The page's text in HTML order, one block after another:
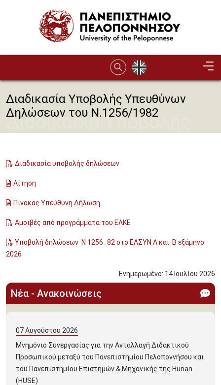
Διαδικασία Υποβολής Υπευθύνων
Δηλώσεων του Ν.1256/1982
Διαδικασία Υποβολής
του Ν.1256/1982
Διαδικασία υποβολής δηλώσεων
Αίτηση
Πίνακας Υπεύθυνη Δήλωση
Αμοιβές από προγράμματα του ΕΛΚΕ
Υποβολή δηλώσεων Ν 1256_82 στο ΕΛΣΥΝ Α και Β εξάμηνο
2026
Ενημερωμένο: 14 Ιουλίου 2026
Νέα - Ανακοινώσεις
07Αυγούστου 2026
Μνημόνιο Συνεργασίας για την Ανταλλαγή Διδακτικού
Προσωπικού μεταξύ του Πανεπιστημίου Πελοποννήσου και
του Πανεπιστημίου Επιστημών & Μηχανικής της Hunan
(HUSE)